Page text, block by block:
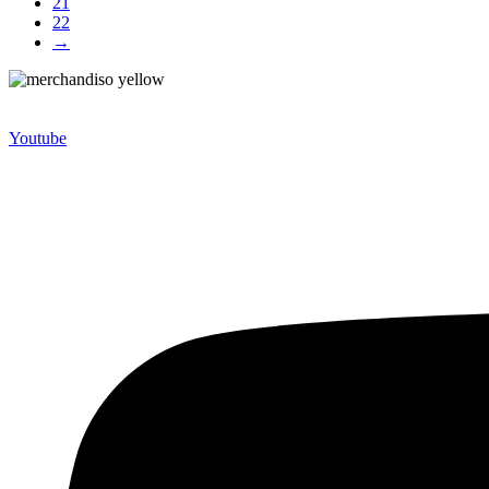
22
→
Youtube